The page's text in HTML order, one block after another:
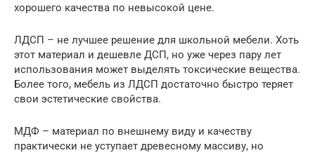
хорошего качества по невысокой цене.
ЛДСП – не лучшее решение для школьной мебели. Хоть
этот материал и дешевле ДСП, но уже через пару лет
использования может выделять токсические вещества.
Более того, мебель из ЛДСП достаточно быстро теряет
свои эстетические свойства.
МДФ – материал по внешнему виду и качеству
практически не уступает древесному массиву, но